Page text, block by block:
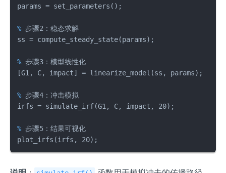
% 步骤2：稳态求解
% 步骤3：模型线性化
% 步骤4：冲击模拟
% 步骤5：结果可视化
plot_irfs(irfs, 20);